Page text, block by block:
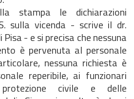
stampa le dichiarazioni
sulla vicenda - scrive il dr.
- e si precisa che nessuna
è pervenuta al personale
nessuna richiesta è
reperibile, ai funzionari
civile e delle